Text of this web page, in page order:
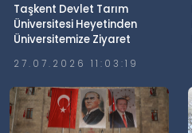
Taşkent Devlet Tarım
Üniversitesi Heyetinden
Üniversitemize Ziyaret
27.07.2026 11:03:19